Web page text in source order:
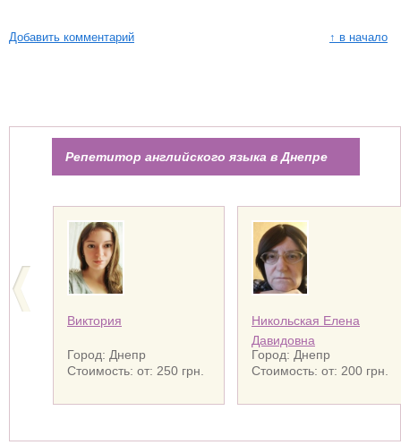
Добавить комментарий ↑ в начало
Репетитор английского языка в Днепре
Виктория
Город: Днепр
Стоимость: от: 250 грн.
Никольская Елена
Давидовна
Город: Днепр
Стоимость: от: 200 грн.